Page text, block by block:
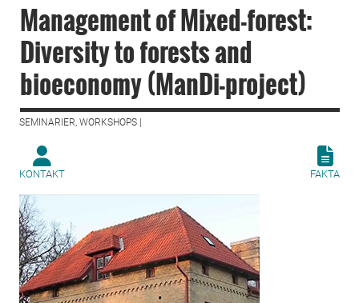
Management of Mixed-forest:
Diversity to forests and
bioeconomy (ManDi-project)
SEMINARIER, WORKSHOPS |
KONTAKT FAKTA